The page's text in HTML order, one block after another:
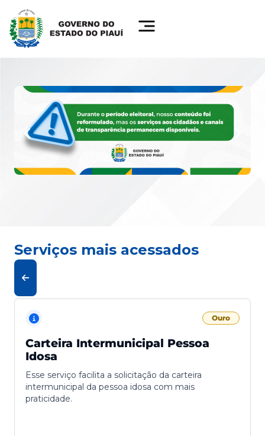
Serviços mais acessados
Ouro
Carteira Intermunicipal Pessoa
Idosa
Esse serviço facilita a solicitação da carteira
intermunicipal da pessoa idosa com mais
praticidade.